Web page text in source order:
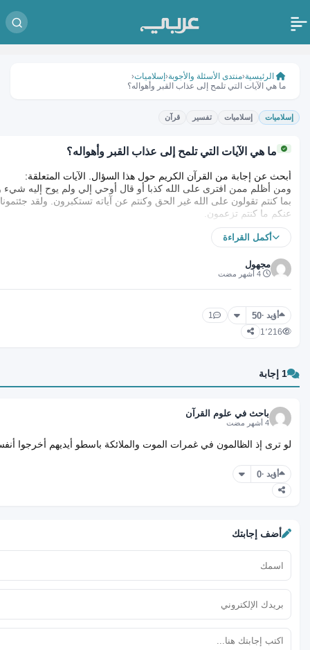
الرئيسية‹منتدى الأسئلة والأجوبة‹ إسلاميات‹
ما هي الآيات التي تلمح إلى عذاب القبر وأهواله؟
إسلاميات إسلاميات تفسير قرآن
ما هي الآيات التي تلمح إلى عذاب القبر وأهواله؟
أبحث عن إجابة من القرآن الكريم حول هذا السؤال. الآيات المتعلقة:
ومن أظلم ممن افترى على الله كذبا أو قال أوحي إلي ولم يوح إليه شيء
بما كنتم تقولون على الله غير الحق وكنتم عن آياته تستكبرون. ولقد
عنكم ما كنتم تزعمون.
أكمل القراءة
مجهول
4 أشهر مضت
أؤيد ·50
1
1٬216
1 إجابة
باحث في علوم القرآن
4 أشهر مضت
لو ترى إذ الظالمون في غمرات الموت والملائكة باسطو أيديهم أخرجوا
أؤيد ·0
أضف إجابتك